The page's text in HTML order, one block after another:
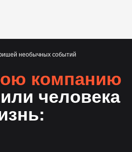
необычных событий
компанию
человека